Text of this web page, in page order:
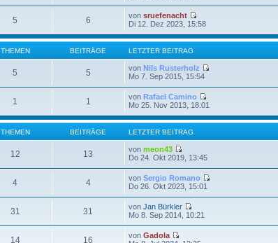
5 6 vonsruefenacht
Di 12. Dez 2023, 15:58
THEMEN BEITRÄGE LETZTER BEITRAG
5 5 vonNils Rusterholz
Mo 7. Sep 2015, 15:54
1 1 vonRafael Camino
Mo 25. Nov 2013, 18:01
THEMEN BEITRÄGE LETZTER BEITRAG
12 13 vonmeon43
Do 24. Okt 2019, 13:45
4 4 vonSergio Romano
Do 26. Okt 2023, 15:01
31 31 vonJan Bürkler
Mo 8. Sep 2014, 10:21
14 16 vonGadola